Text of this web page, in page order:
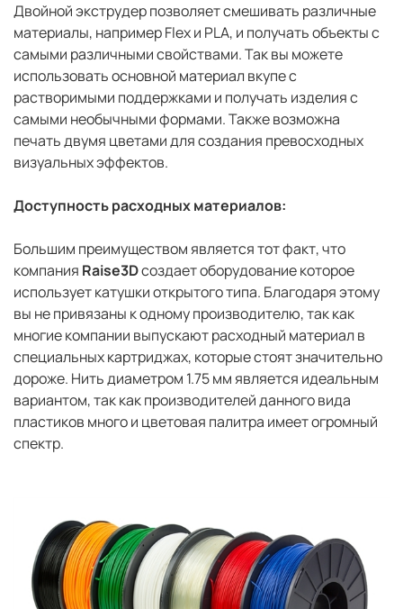
Двойной экструдер позволяет смешивать различные
материалы, например Flex и PLA, и получать объекты с
самыми различными свойствами. Так вы можете
использовать основной материал вкупе с
растворимыми поддержками и получать изделия с
самыми необычными формами. Также возможна
печать двумя цветами для создания превосходных
визуальных эффектов.
Доступность расходных материалов:
Большим преимуществом является тот факт, что
компания Raise3Dсоздает оборудование которое
использует катушки открытого типа. Благодаря этому
вы не привязаны к одному производителю, так как
многие компании выпускают расходный материал в
специальных картриджах, которые стоят значительно
дороже. Нить диаметром 1.75 мм является идеальным
вариантом, так как производителей данного вида
пластиков много и цветовая палитра имеет огромный
спектр.